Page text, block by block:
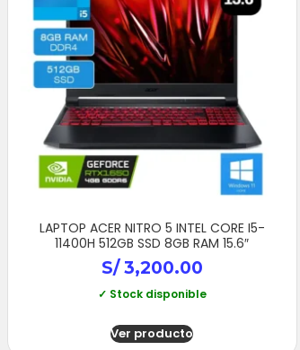
LAPTOP ACER NITRO 5 INTEL CORE I5-
11400H 512GB SSD 8GB RAM 15.6″
S/3,200.00
✓ Stock disponible
Ver producto